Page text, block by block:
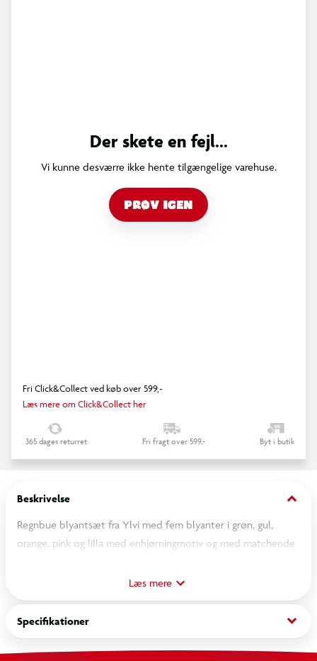
Der skete en fejl...
Vi kunne desværre ikke hente tilgængelige varehuse.
PRØV IGEN
Fri Click&Collect ved køb over 599,-
Læs mere om Click&Collect her
365 dages returret Fri fragt over 599,- Byt i butik
Beskrivelse keyboard_arrow_down
Regnbue blyantsæt fra Ylvi med fem blyanter i grøn, gul,
orange, pink og lilla med enhjørningmotiv og med matchende
regnbuemønster. Og som en ekstra bonus inkluderer sættet
et ekstra stort viskelæder formet som en sød enhjørning, som
kan flyttes fra den ene blyant til den anden. Sampakket i en
fin papæske.
Læs mere
Specifikationer keyboard_arrow_down